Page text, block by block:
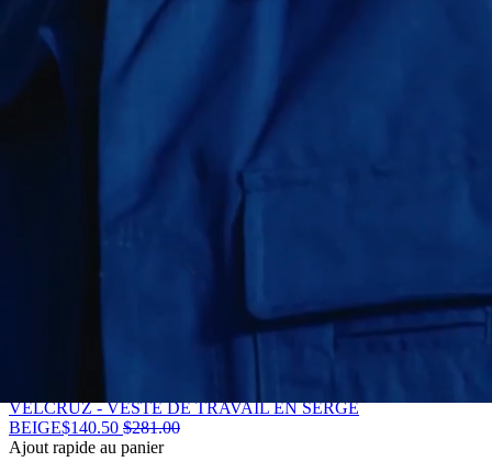
L
PIMY - PANTALON CARPENTEUR À RAYURES -
VELCRUZ - VESTE DE TRAVAIL EN SERGÉ
BEIGE$140.50 $281.00
Ajout rapide au panier